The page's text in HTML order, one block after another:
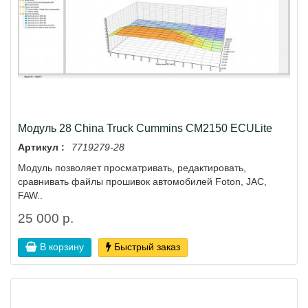
Модуль 28 China Truck Cummins CM2150 ECULite
Артикул :
7719279-28
Модуль позволяет просматривать, редактировать,
сравнивать файлы прошивок автомобилей Foton, JAC,
FAW..
25 000 р.
В корзину Быстрый заказ